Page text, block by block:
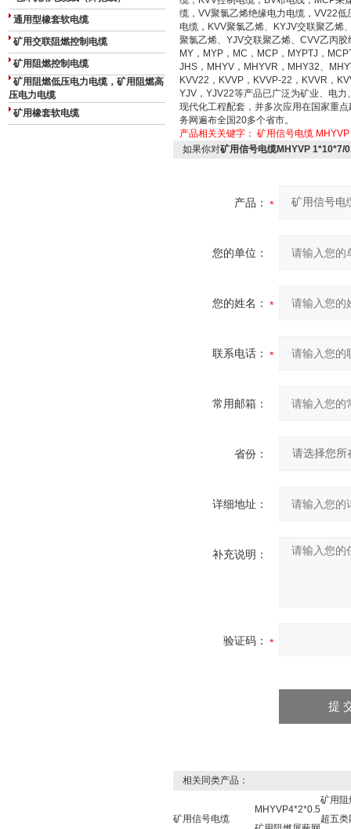
通用型橡套软电缆
矿用交联阻燃控制电缆
矿用阻燃控制电缆
矿用阻燃低压电力电缆，矿用阻燃高
压电力电缆
矿用橡套软电缆
缆，VV聚氯乙烯绝缘电力电缆，VV22
电缆，KVV聚氯乙烯、KYJV交联聚乙烯
聚氯乙烯、YJV交联聚乙烯、CVV乙丙
MY，MYP，MC，MCP，MYPTJ，
JHS，MHYV，MHYVR，MHY32、
KVV22，KVVP，KVVP-22，KVVR，
YJV，YJV22等产品已广泛为矿业、电
现代化工程配套，并多次应用在国家重
务网遍布全国20多个省市。
产品相关关键字： 矿用信号电缆
如果你对矿用信号电缆MHYVP 1*10*7/
产品：
您的单位：
您的姓名：
联系电话：
常用邮箱：
省份：
详细地址：
补充说明：
验证码：
相关同类产品：
矿用信号电缆
MHYVP4*2*0.5
矿用阻
超五类